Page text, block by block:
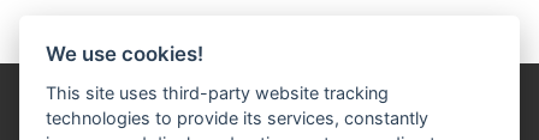
We use cookies!
This site uses third-party website tracking
technologies to provide its services, constantly